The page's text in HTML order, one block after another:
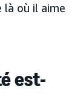
là où il aime
est-